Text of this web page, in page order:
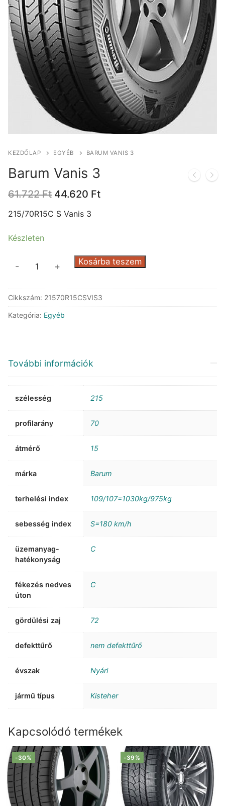
KEZDŐLAP EGYÉB BARUM VANIS 3
Barum Vanis 3
61.722Ft Original
was:
44.620 FtCurrent
215/70R15C S Vanis 3
Készleten
mennyiség
- + Kosárba teszem
Cikkszám: 21570R15CSVIS3
Kategória: Egyéb
További információk
szélesség 215
profilarány 70
átmérő 15
márka Barum
terhelési index 109/107=1030kg/975kg
sebesség index S=180 km/h
üzemanyag-
hatékonyság
C
fékezés nedves
úton
C
gördülési zaj 72
defekttűrő nem defekttűrő
évszak Nyári
jármű típus Kisteher
Kapcsolódó termékek
-30% -39%